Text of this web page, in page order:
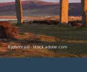
©johnbraid - stock.adobe.com